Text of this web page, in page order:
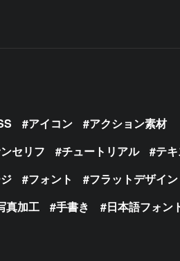
アイコン
アクション素材
セリフ チュートリアル
テ
フォント フラットデザイン
真加工 手書き 日本語フォン